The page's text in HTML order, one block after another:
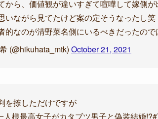
判を捺しただけですが」に関連する、”つ